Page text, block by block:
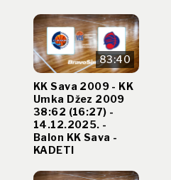
83:40
KK Sava 2009 - KK
Umka Džez 2009
38:62 (16:27) -
14.12.2025. -
Balon KK Sava -
KADETI